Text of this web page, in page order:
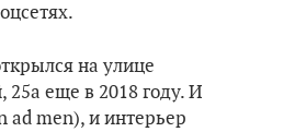
на улице
еще в 2018 году. И
ad men), и интерьер